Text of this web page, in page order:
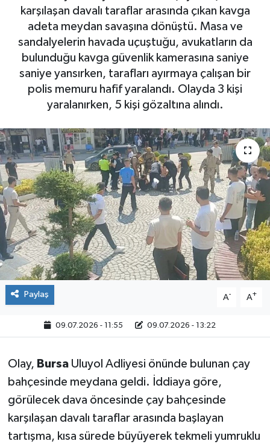
karşılaşan davalı taraflar arasında çıkan kavga
adeta meydan savaşına dönüştü. Masa ve
sandalyelerin havada uçuştuğu, avukatların da
bulunduğu kavga güvenlik kamerasına saniye
saniye yansırken, tarafları ayırmaya çalışan bir
polis memuru hafif yaralandı. Olayda 3 kişi
yaralanırken, 5 kişi gözaltına alındı.
Paylaş A- A+
09.07.2026 - 11:55 09.07.2026 - 13:22
Olay, BursaUluyol Adliyesi önünde bulunan çay
bahçesinde meydana geldi. İddiaya göre,
görülecek dava öncesinde çay bahçesinde
karşılaşan davalı taraflar arasında başlayan
tartışma, kısa sürede büyüyerek tekmeli yumruklu